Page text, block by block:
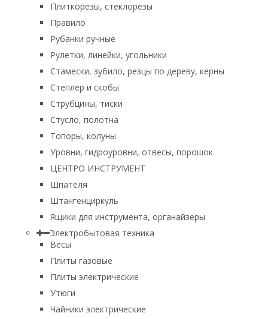
Плиткорезы, стеклорезы
Правило
Рубанки ручные
Рулетки, линейки, угольники
Стамески, зубило, резцы по дереву, керны
Степлер и скобы
Струбцины, тиски
Стусло, полотна
Топоры, колуны
Уровни, гидроуровни, отвесы, порошок
ЦЕНТРО ИНСТРУМЕНТ
Шпателя
Штангенциркуль
Ящики для инструмента, органайзеры
Электробытовая техника
Весы
Плиты газовые
Плиты электрические
Утюги
Чайники электрические